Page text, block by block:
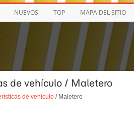
NUEVOS TOP MAPA DEL SITIO
de vehículo / Maletero
de vehículo/ Maletero